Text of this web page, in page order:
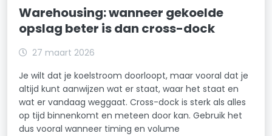
Warehousing: wanneer gekoelde
opslag beter is dan cross-dock
27 maart 2026
Je wilt dat je koelstroom doorloopt, maar vooral dat je
altijd kunt aanwijzen wat er staat, waar het staat en
wat er vandaag weggaat. Cross-dock is sterk als alles
op tijd binnenkomt en meteen door kan. Gebruik het
dus vooral wanneer timing en volume